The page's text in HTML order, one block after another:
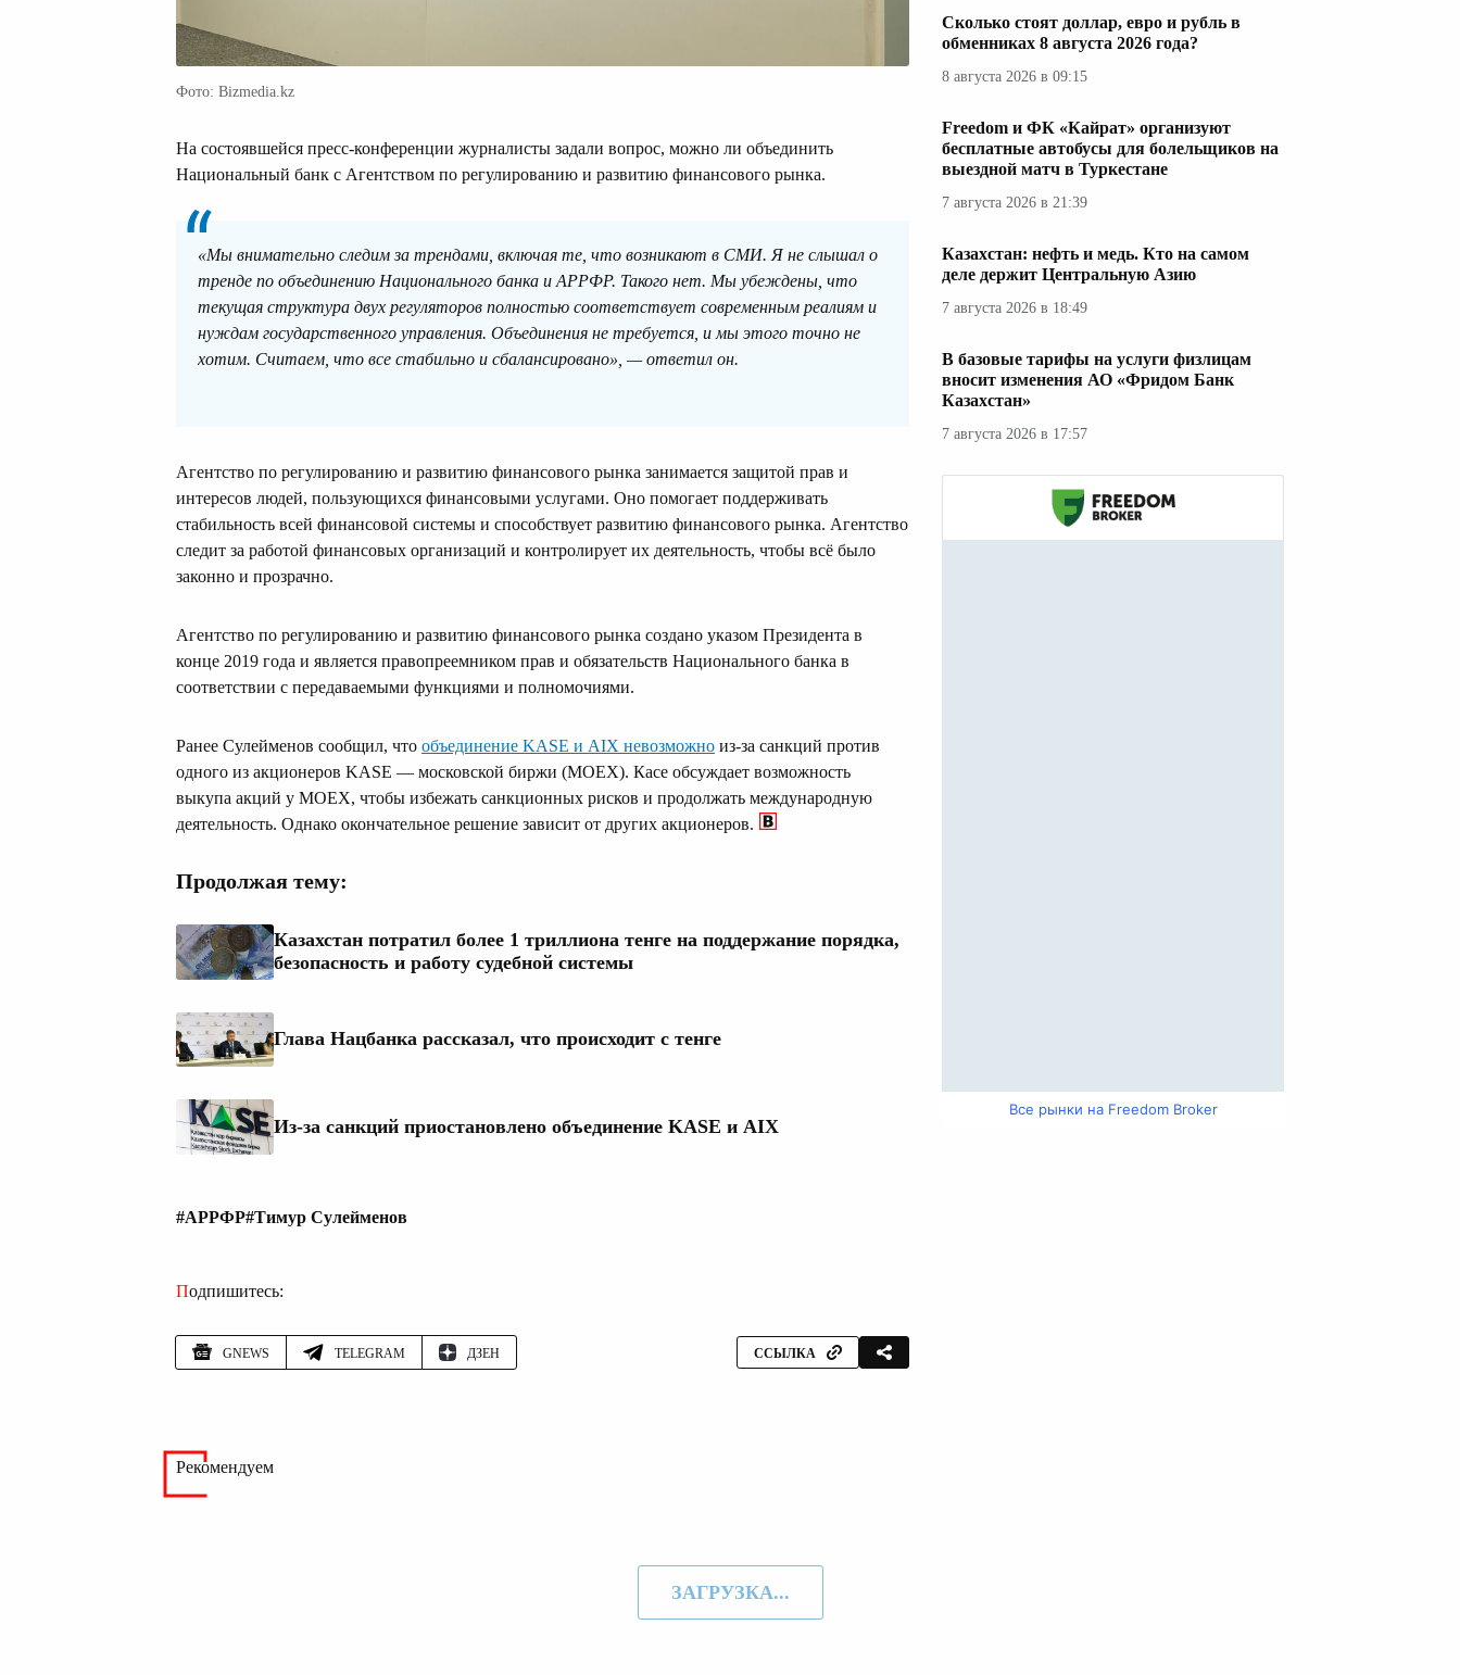
Фото: Bizmedia.kz
На состоявшейся пресс-конференции журналисты задали вопрос, можно ли объединить
Национальный банк с Агентством по регулированию и развитию финансового рынка.
«Мы внимательно следим за трендами, включая те, что возникают в СМИ. Я не слышал о
тренде по объединению Национального банка и АРРФР. Такого нет. Мы убеждены, что
текущая структура двух регуляторов полностью соответствует современным реалиям и
нуждам государственного управления. Объединения не требуется, и мы этого точно не
хотим. Считаем, что все стабильно и сбалансировано», — ответил он.
Агентство по регулированию и развитию финансового рынка занимается защитой прав и
интересов людей, пользующихся финансовыми услугами. Оно помогает поддерживать
стабильность всей финансовой системы и способствует развитию финансового рынка. Агентство
следит за работой финансовых организаций и контролирует их деятельность, чтобы всё было
законно и прозрачно.
Агентство по регулированию и развитию финансового рынка создано указом Президента в
конце 2019 года и является правопреемником прав и обязательств Национального банка в
соответствии с передаваемыми функциями и полномочиями.
Ранее Сулейменов сообщил, что объединение KASE и AIX невозможно из-за санкций против
одного из акционеров KASE — московской биржи (MOEX). Касе обсуждает возможность
выкупа акций у MOEX, чтобы избежать санкционных рисков и продолжать международную
деятельность. Однако окончательное решение зависит от других акционеров.
Продолжая тему:
Казахстан потратил более 1 триллиона тенге на поддержание порядка,
безопасность и работу судебной системы
Глава Нацбанка рассказал, что происходит с тенге
Из-за санкций приостановлено объединение KASE и AIX
#АРРФР#Тимур Сулейменов
Подпишитесь:
GNEWS TELEGRAM ДЗЕН ССЫЛКА
Сколько стоят доллар, евро и рубль в
обменниках 8 августа 2026 года?
8 августа 2026 в 09:15
Freedom и ФК «Кайрат» организуют
бесплатные автобусы для болельщиков на
выездной матч в Туркестане
7 августа 2026 в 21:39
Казахстан: нефть и медь. Кто на самом
деле держит Центральную Азию
7 августа 2026 в 18:49
В базовые тарифы на услуги физлицам
вносит изменения АО «Фридом Банк
Казахстан»
7 августа 2026 в 17:57
Все рынки на Freedom Broker
Рекомендуем
ЗАГРУЗКА...